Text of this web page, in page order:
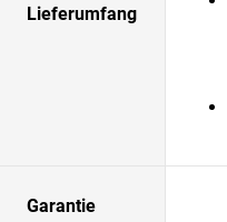
Lieferumfang
Garantie